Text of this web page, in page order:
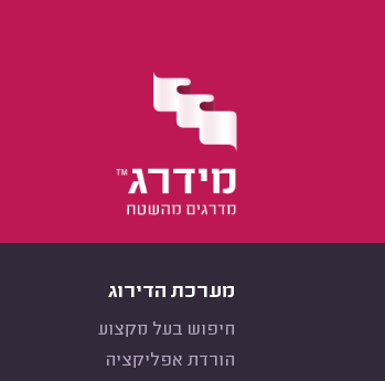
מערכת הדירוג
חיפוש בעל מקצוע
הורדת אפליקציה